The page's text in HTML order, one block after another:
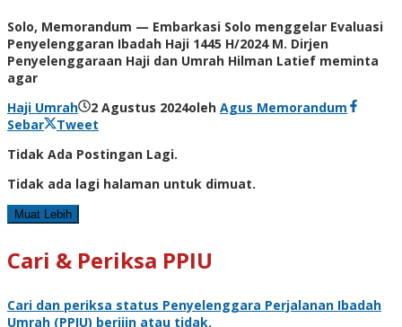
Solo, Memorandum — Embarkasi Solo menggelar Evaluasi
Penyelenggaran Ibadah Haji 1445 H/2024 M. Dirjen
Penyelenggaraan Haji dan Umrah Hilman Latief meminta
agar
Haji Umrah
2 Agustus 2024oleh Agus Memorandum
Sebar
Tweet
Tidak Ada Postingan Lagi.
Tidak ada lagi halaman untuk dimuat.
Muat Lebih
Cari & Periksa PPIU
Cari dan periksa status Penyelenggara Perjalanan Ibadah
Umrah (PPIU) berijin atau tidak.